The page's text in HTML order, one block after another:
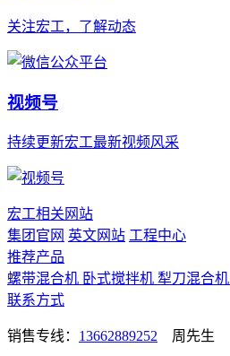
关注宏工，了解动态
视频号
持续更新宏工最新视频风采
宏工相关网站
集团官网 英文网站 工程中心
推荐产品
螺带混合机 卧式搅拌机 犁刀混合机
联系方式
销售专线： 13662889252 周先生